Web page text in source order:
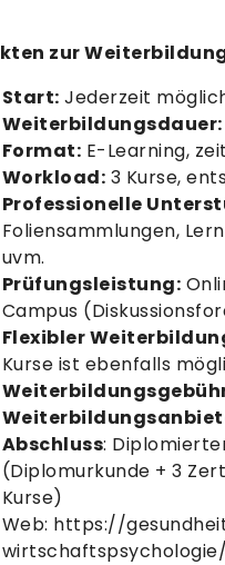
zur
Start: Jederzeit
Weiterbildungsdauer:
Format: E-Learning,
Workload: 3 Kurse,
Professionelle
Foliensammlungen,
uvm.
Prüfungsleistung:
Campus
Flexibler
Kurse ist ebenfalls
Abschluss:
(Diplomurkunde + 3
Kurse)
Web: https://
wirtschaftspsychologie/